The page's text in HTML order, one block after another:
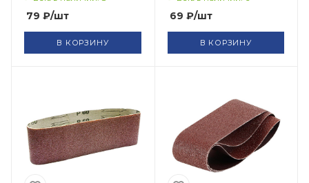
79 ₽/шт
В КОРЗИНУ
69 ₽/шт
В КОРЗИНУ